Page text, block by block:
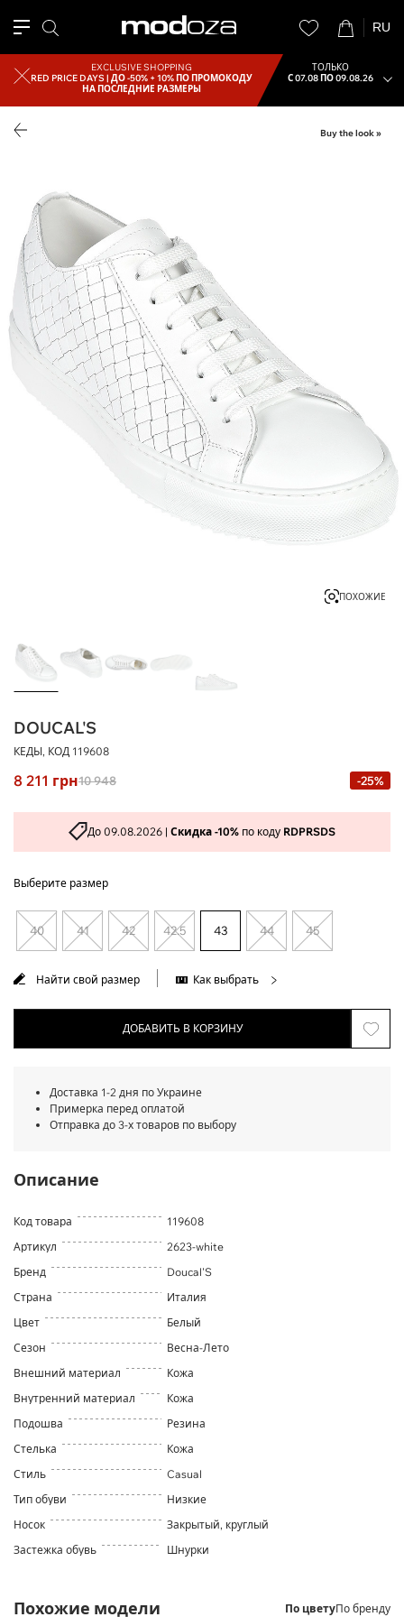
RU
EXCLUSIVE SHOPPING
RED PRICE DAYS |ДО -50% + 10% ПО ПРОМОКОДУ
НА ПОСЛЕДНИЕ РАЗМЕРЫ
ТОЛЬКО
С 07.08 ПО 09.08.26
Buy the look »
ПОХОЖИЕ
DOUCAL'S
КЕДЫ, КОД 119608
8 211 грн10 948 -25%
До 09.08.2026 | Скидка -10% по коду RDPRSDS
Выберите размер
40 41 42 42.5 43 44 45
Найти свой размер Как выбрать
ДОБАВИТЬ В КОРЗИНУ
Доставка 1-2 дня по Украине
Примерка перед оплатой
Отправка до 3-х товаров по выбору
Описание
Код товара
119608
Артикул
2623-white
Бренд
Doucal'S
Страна
Италия
Цвет
Белый
Сезон
Весна-Лето
Внешний материал
Кожа
Внутренний материал
Кожа
Подошва
Резина
Стелька
Кожа
Стиль
Casual
Тип обуви
Низкие
Носок
Закрытый, круглый
Застежка обувь
Шнурки
Похожие модели По цветуПо бренду